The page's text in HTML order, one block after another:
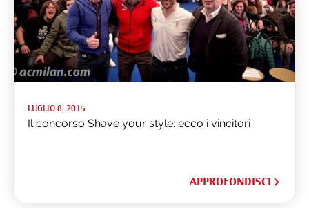
LUGLIO 8, 2015
Il concorso Shave your style: ecco i vincitori
APPROFONDISCI